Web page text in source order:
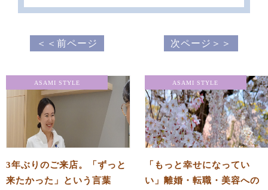
＜＜前ページ 次ページ＞＞
ASAMI STYLE
3年ぶりのご来店。「ずっと
来たかった」という言葉
ASAMI STYLE
「もっと幸せになってい
い」離婚・転職・美容への